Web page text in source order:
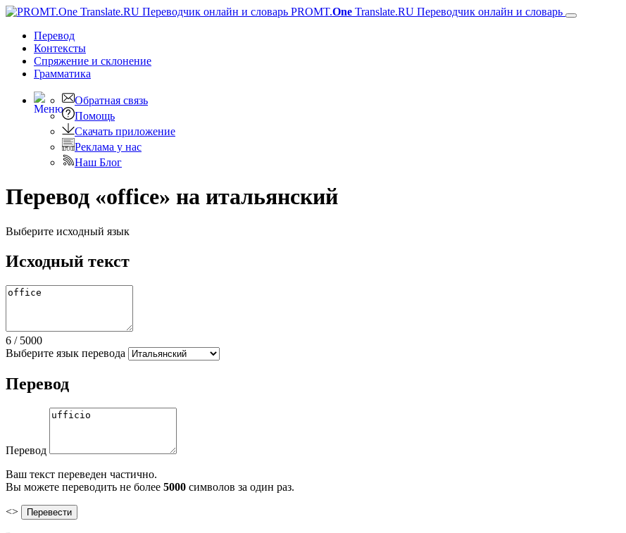
PROMT.One Translate.RU Переводчик онлайн и словарь
Перевод
Контексты
Спряжение и склонение
Грамматика
Обратная связь
Помощь
Скачать приложение
Реклама у нас
Наш Блог
Перевод «office» на итальянский
Выберите исходный язык
Исходный текст
6 / 5000
Выберите язык перевода
Перевод
Перевод
Ваш текст переведен частично.
Вы можете переводить не более 5000 символов за один раз.
<>